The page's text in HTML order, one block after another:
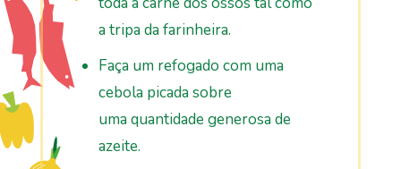
a tripa da farinheira.
Faça um refogado com uma
cebola picada sobre
uma quantidade generosa de
azeite.